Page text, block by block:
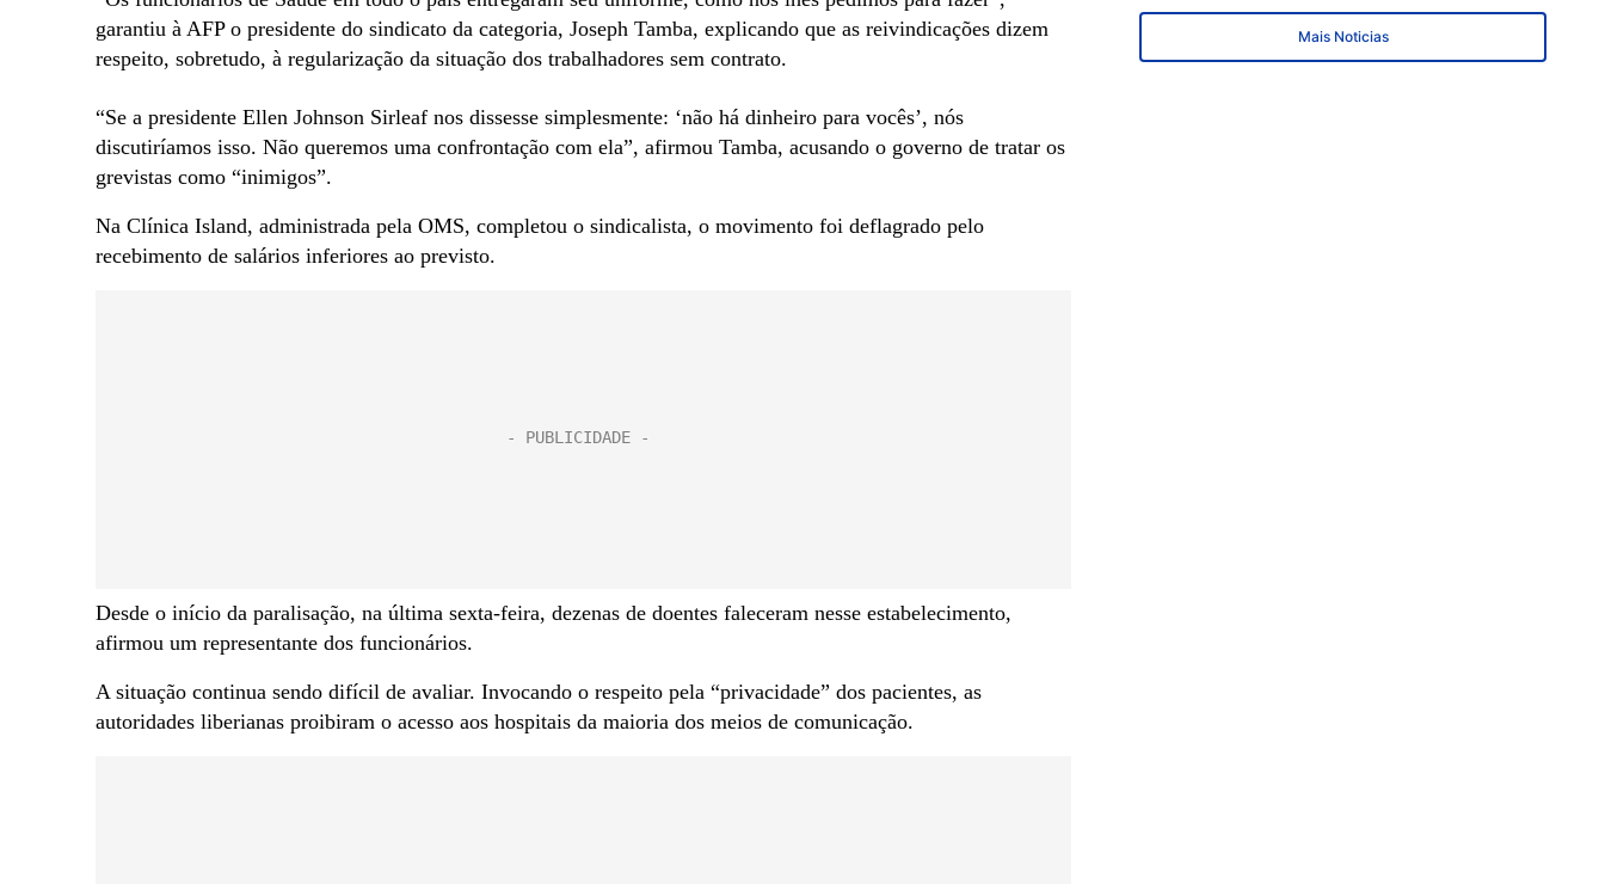
garantiu à AFP o presidente do sindicato da categoria, Joseph Tamba, explicando que as reivindicações dizem
respeito, sobretudo, à regularização da situação dos trabalhadores sem contrato.
“Se a presidente Ellen Johnson Sirleaf nos dissesse simplesmente: ‘não há dinheiro para vocês’, nós
discutiríamos isso. Não queremos uma confrontação com ela”, afirmou Tamba, acusando o governo de tratar os
grevistas como “inimigos”.
Na Clínica Island, administrada pela OMS, completou o sindicalista, o movimento foi deflagrado pelo
recebimento de salários inferiores ao previsto.
Desde o início da paralisação, na última sexta-feira, dezenas de doentes faleceram nesse estabelecimento,
afirmou um representante dos funcionários.
A situação continua sendo difícil de avaliar. Invocando o respeito pela “privacidade” dos pacientes, as
autoridades liberianas proibiram o acesso aos hospitais da maioria dos meios de comunicação.